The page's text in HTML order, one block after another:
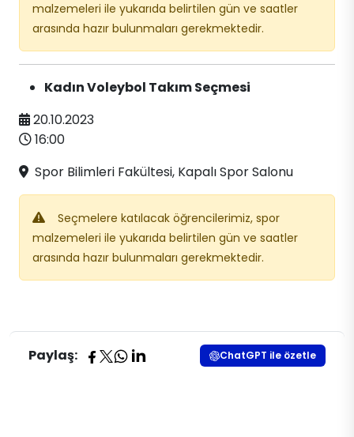
malzemeleri ile yukarıda belirtilen gün ve saatler
arasında hazır bulunmaları gerekmektedir.
Kadın Voleybol Takım Seçmesi
​​20.10.2023
​16:00
​ Spor Bilimleri Fakültesi, Kapalı Spor Salonu
Seçmelere katılacak öğrencilerimiz, spor
malzemeleri ile yukarıda belirtilen​ gün ve saatler
arasında hazır bulunmaları gerekmektedir.​
Paylaş: ChatGPT ile özetle